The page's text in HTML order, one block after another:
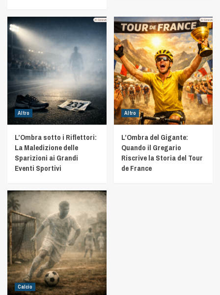
Altro
L’Ombra sotto i Riflettori:
La Maledizione delle
Sparizioni ai Grandi
Eventi Sportivi
Altro
L’Ombra del Gigante:
Quando il Gregario
Riscrive la Storia del Tour
de France
Calcio